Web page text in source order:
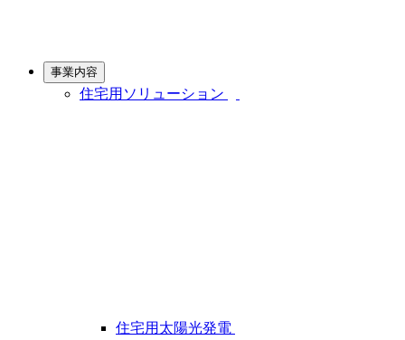
事業内容
住宅用ソリューション
住宅用太陽光発電